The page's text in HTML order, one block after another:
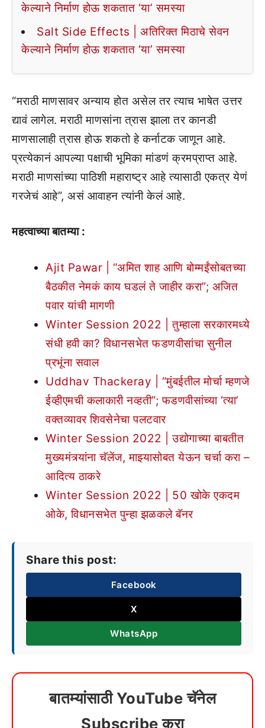
केल्याने निर्माण होऊ शकतात ‘या’ समस्या
Salt Side Effects | अतिरिक्त मिठाचे सेवन
केल्याने निर्माण होऊ शकतात ‘या’ समस्या
“मराठी माणसावर अन्याय होत असेल तर त्याच भाषेत उत्तर
द्यावं लागेल. मराठी माणसांना त्रास झाला तर कानडी
माणसालाही त्रास होऊ शकतो हे कर्नाटक जाणून आहे.
प्रत्येकानं आपल्या पक्षाची भूमिका मांडणं क्रमप्राप्त आहे.
मराठी माणसांच्या पाठिशी महाराष्ट्र आहे त्यासाठी एकत्र येणं
गरजेचं आहे”, असं आवाहन त्यांनी केलं आहे.
महत्वाच्या बातम्या :
Ajit Pawar | “अमित शाह आणि बोम्मईंसोबतच्या
बैठकीत नेमकं काय घडलं ते जाहीर करा”; अजित
पवार यांची मागणी
Winter Session 2022 | तुम्हाला सरकारमध्ये
संधी हवी का? विधानसभेत फडणवीसांचा सुनील
प्रभूंना सवाल
Uddhav Thackeray | “मुंबईतील मोर्चा म्हणजे
ईव्हीएमची कलाकारी नव्हती”; फडणवीसांच्या ‘त्या’
वक्तव्यावर शिवसेनेचा पलटवार
Winter Session 2022 | उद्योगाच्या बाबतीत
मुख्यमंत्र्यांना चॅलेंज, माझ्यासोबत येऊन चर्चा करा –
आदित्य ठाकरे
Winter Session 2022 | 50 खोके एकदम
ओके, विधानसभेत पुन्हा झळकले बॅनर
Share this post:
Facebook
X
WhatsApp
बातम्यांसाठी YouTube चॅनेल
Subscribe करा